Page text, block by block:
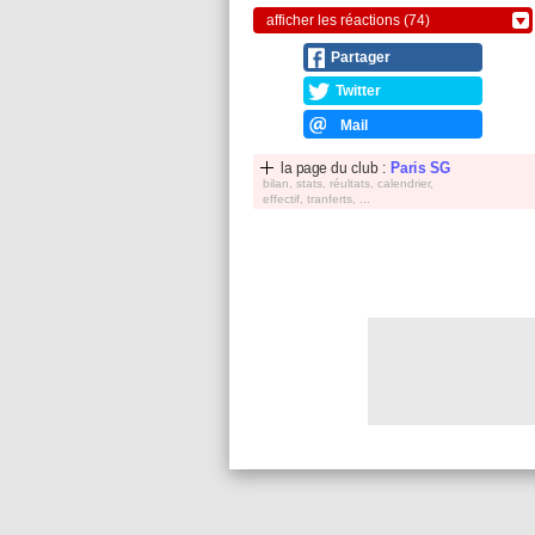
afficher les réactions (74)
Partager
Twitter
Mail
la page du club : Paris SG
bilan, stats, réultats, calendrier,
effectif, tranferts, ...